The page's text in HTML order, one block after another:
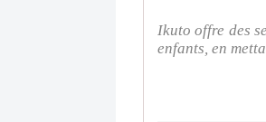
Ikuto offre des
enfants, en